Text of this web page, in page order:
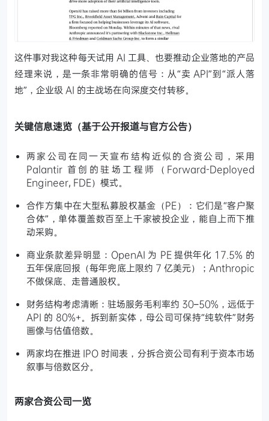
这件事对我这种每天试用 AI 工具、也要推动企业落地的产品
经理来说，是一条非常明确的信号：从“卖 API”到“派人落
地”，企业级 AI 的主战场在向深度交付转移。
关键信息速览（基于公开报道与官方公告）
两家公司在同一天宣布结构近似的合资公司，采用
Palantir 首创的驻场工程师（Forward-Deployed
Engineer, FDE）模式。
合作方集中在大型私募股权基金（PE）：它们是“客户聚
合体”，单体覆盖数百至上千家被投企业，能自上而下推
动采购。
商业条款差异明显：OpenAI 为 PE 提供年化 17.5% 的
五年保底回报（每年兜底上限约 7 亿美元）；Anthropic
不做保底、走普通股权。
财务结构考虑清晰：驻场服务毛利率约 30–50%，远低于
API 的 80%+。拆到新实体，母公司可保持“纯软件”财务
画像与估值倍数。
两家均在推进 IPO 时间表，分拆合资公司有利于资本市场
叙事与倍数区分。
两家合资公司一览